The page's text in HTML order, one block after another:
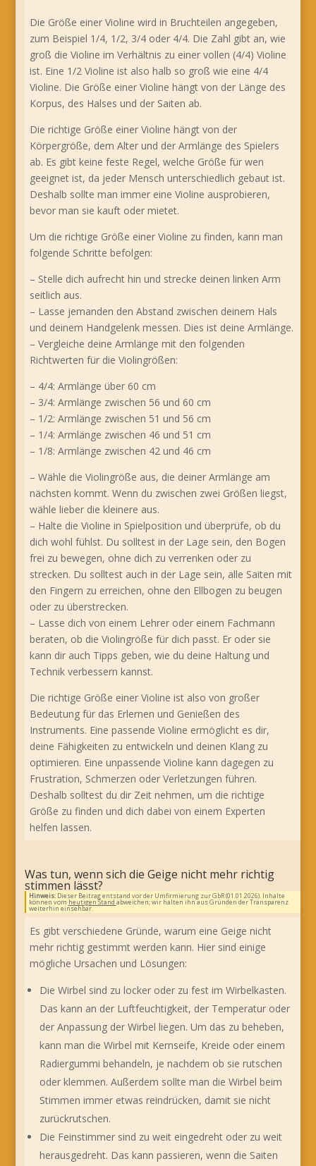
Die Größe einer Violine wird in Bruchteilen angegeben,
zum Beispiel 1/4, 1/2, 3/4 oder 4/4. Die Zahl gibt an, wie
groß die Violine im Verhältnis zu einer vollen (4/4) Violine
ist. Eine 1/2 Violine ist also halb so groß wie eine 4/4
Violine. Die Größe einer Violine hängt von der Länge des
Korpus, des Halses und der Saiten ab.
Die richtige Größe einer Violine hängt von der
Körpergröße, dem Alter und der Armlänge des Spielers
ab. Es gibt keine feste Regel, welche Größe für wen
geeignet ist, da jeder Mensch unterschiedlich gebaut ist.
Deshalb sollte man immer eine Violine ausprobieren,
bevor man sie kauft oder mietet.
Um die richtige Größe einer Violine zu finden, kann man
folgende Schritte befolgen:
– Stelle dich aufrecht hin und strecke deinen linken Arm
seitlich aus.
– Lasse jemanden den Abstand zwischen deinem Hals
und deinem Handgelenk messen. Dies ist deine Armlänge.
– Vergleiche deine Armlänge mit den folgenden
Richtwerten für die Violingrößen:
– 4/4: Armlänge über 60 cm
– 3/4: Armlänge zwischen 56 und 60 cm
– 1/2: Armlänge zwischen 51 und 56 cm
– 1/4: Armlänge zwischen 46 und 51 cm
– 1/8: Armlänge zwischen 42 und 46 cm
– Wähle die Violingröße aus, die deiner Armlänge am
nächsten kommt. Wenn du zwischen zwei Größen liegst,
wähle lieber die kleinere aus.
– Halte die Violine in Spielposition und überprüfe, ob du
dich wohl fühlst. Du solltest in der Lage sein, den Bogen
frei zu bewegen, ohne dich zu verrenken oder zu
strecken. Du solltest auch in der Lage sein, alle Saiten mit
den Fingern zu erreichen, ohne den Ellbogen zu beugen
oder zu überstrecken.
– Lasse dich von einem Lehrer oder einem Fachmann
beraten, ob die Violingröße für dich passt. Er oder sie
kann dir auch Tipps geben, wie du deine Haltung und
Technik verbessern kannst.
Die richtige Größe einer Violine ist also von großer
Bedeutung für das Erlernen und Genießen des
Instruments. Eine passende Violine ermöglicht es dir,
deine Fähigkeiten zu entwickeln und deinen Klang zu
optimieren. Eine unpassende Violine kann dagegen zu
Frustration, Schmerzen oder Verletzungen führen.
Deshalb solltest du dir Zeit nehmen, um die richtige
Größe zu finden und dich dabei von einem Experten
helfen lassen.
Was tun, wenn sich die Geige nicht mehr richtig
stimmen lässt?
Hinweis:Dieser Beitrag entstand vor der Umfirmierung zur GbR (01.01.2026). Inhalte
können vom heutigen Stand abweichen; wir halten ihn aus Gründen der Transparenz
weiterhin einsehbar.
Es gibt verschiedene Gründe, warum eine Geige nicht
mehr richtig gestimmt werden kann. Hier sind einige
mögliche Ursachen und Lösungen:
Die Wirbel sind zu locker oder zu fest im Wirbelkasten.
Das kann an der Luftfeuchtigkeit, der Temperatur oder
der Anpassung der Wirbel liegen. Um das zu beheben,
kann man die Wirbel mit Kernseife, Kreide oder einem
Radiergummi behandeln, je nachdem ob sie rutschen
oder klemmen. Außerdem sollte man die Wirbel beim
Stimmen immer etwas reindrücken, damit sie nicht
zurückrutschen.
Die Feinstimmer sind zu weit eingedreht oder zu weit
herausgedreht. Das kann passieren, wenn die Saiten